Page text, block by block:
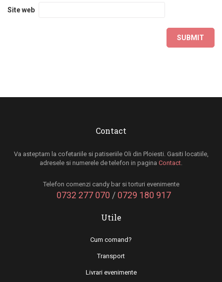
Site web
Contact
Va asteptam la cofetariile si patiseriile Oli din Ploiesti. Gasiti locatiile,
adresele si numerele de telefon in pagina Contact.
Telefon comenzi candy bar si torturi evenimente
0732 277 070 / 0729 180 917
Utile
Cum comand?
Transport
Livrari evenimente